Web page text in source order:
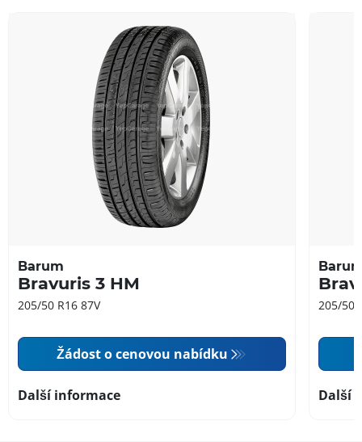
Barum
Bravuris 3 HM
205/50 R16 87V
Žádost o cenovou nabídku
Další informace
205/50
Další